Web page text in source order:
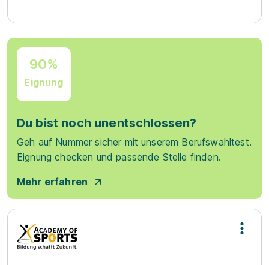
90%
Eignung
Du bist noch unentschlossen?
Geh auf Nummer sicher mit unserem Berufswahltest.
Eignung checken und passende Stelle finden.
Mehr erfahren